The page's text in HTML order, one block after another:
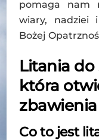
pomaga nam
wiary, nadziei
Bożej
Litania do
która
zbawienia
Co to jest